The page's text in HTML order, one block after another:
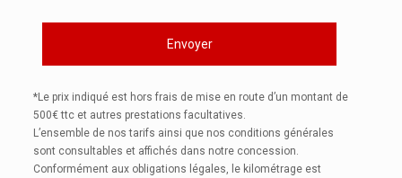
*Le prix indiqué est hors frais de mise en route d’un montant de
500€ ttc et autres prestations facultatives.
L’ensemble de nos tarifs ainsi que nos conditions générales
sont consultables et affichés dans notre concession.
Conformément aux obligations légales, le kilométrage est